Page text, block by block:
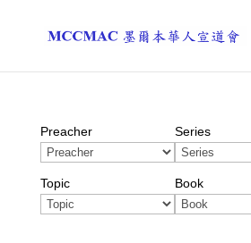
Preacher Series
Topic Book